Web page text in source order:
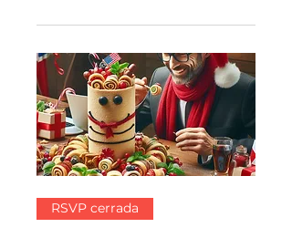
RSVP cerrada